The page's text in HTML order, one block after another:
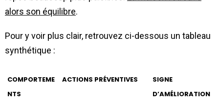
alors son équilibre.
Pour y voir plus clair, retrouvez ci-dessous un tableau
synthétique :
COMPORTEME
NTS
ACTIONS PRÉVENTIVES
SIGNE
D’AMÉLIORATION